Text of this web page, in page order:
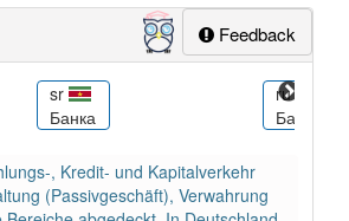
Feedback
sr
Банка
ru
Банк
, Kredit- und Kapitalverkehr
(Passivgeschäft), Verwahrung